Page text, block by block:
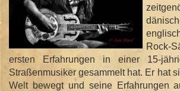
Rock-
ersten Erfahrungen in einer 15-
Straßenmusiker gesammelt hat. Er hat
Welt bewegt und seine Erfahrungen